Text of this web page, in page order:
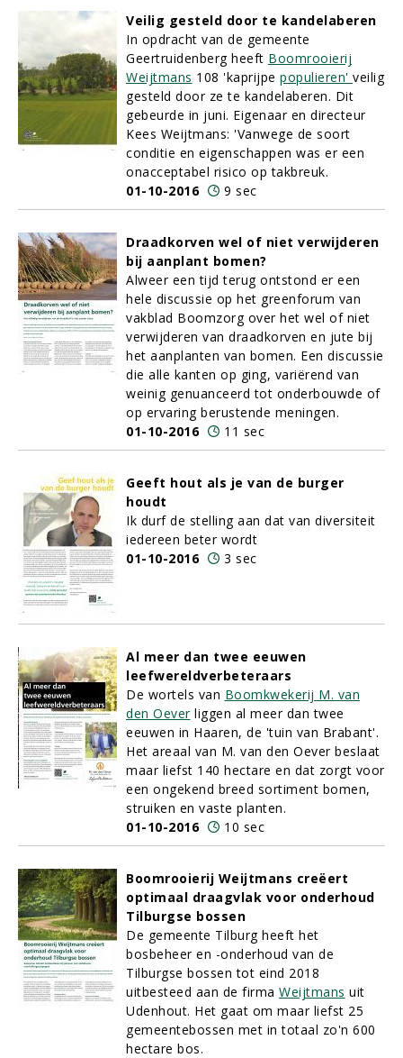
Veilig gesteld door te kandelaberen
In opdracht van de gemeente
Geertruidenberg heeft Boomrooierij
Weijtmans 108 'kaprijpe populieren' veilig
gesteld door ze te kandelaberen. Dit
gebeurde in juni. Eigenaar en directeur
Kees Weijtmans: 'Vanwege de soort
conditie en eigenschappen was er een
onacceptabel risico op takbreuk.
01-10-2016
9 sec
Draadkorven wel of niet verwijderen
bij aanplant bomen?
Alweer een tijd terug ontstond er een
hele discussie op het greenforum van
vakblad Boomzorg over het wel of niet
verwijderen van draadkorven en jute bij
het aanplanten van bomen. Een discussie
die alle kanten op ging, variërend van
weinig genuanceerd tot onderbouwde of
op ervaring berustende meningen.
01-10-2016
11 sec
Geeft hout als je van de burger
houdt
Ik durf de stelling aan dat van diversiteit
iedereen beter wordt
01-10-2016
3 sec
Al meer dan twee eeuwen
leefwereldverbeteraars
De wortels van Boomkwekerij M. van
den Oeverliggen al meer dan twee
eeuwen in Haaren, de 'tuin van Brabant'.
Het areaal van M. van den Oever beslaat
maar liefst 140 hectare en dat zorgt voor
een ongekend breed sortiment bomen,
struiken en vaste planten.
01-10-2016
10 sec
Boomrooierij Weijtmans creëert
optimaal draagvlak voor onderhoud
Tilburgse bossen
De gemeente Tilburg heeft het
bosbeheer en -onderhoud van de
Tilburgse bossen tot eind 2018
uitbesteed aan de firma Weijtmans uit
Udenhout. Het gaat om maar liefst 25
gemeentebossen met in totaal zo'n 600
hectare bos.